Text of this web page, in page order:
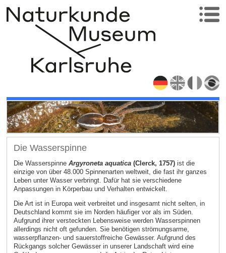
Die Wasserspinne
Die Wasserspinne Argyroneta aquatica(Clerck, 1757)ist die
einzige von über 48.000 Spinnenarten weltweit, die fast ihr ganzes
Leben unter Wasser verbringt. Dafür hat sie verschiedene
Anpassungen in Körperbau und Verhalten entwickelt.
Die Art ist in Europa weit verbreitet und insgesamt nicht selten, in
Deutschland kommt sie im Norden häufiger vor als im Süden.
Aufgrund ihrer versteckten Lebensweise werden Wasserspinnen
allerdings nicht oft gefunden. Sie benötigen strömungsarme,
wasserpflanzen- und sauerstoffreiche Gewässer. Aufgrund des
Rückgangs solcher Gewässer in unserer Landschaft wird eine